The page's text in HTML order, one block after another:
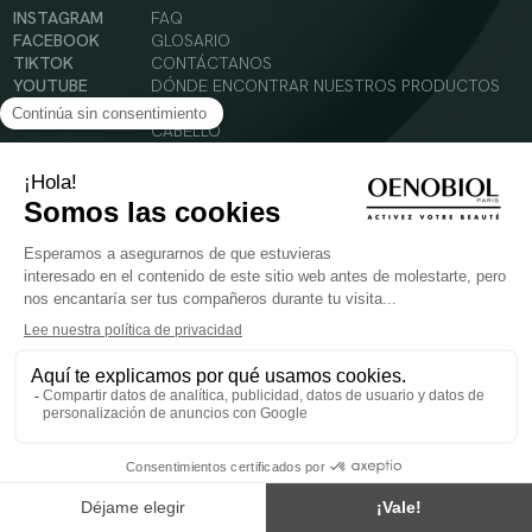
INSTAGRAM
FACEBOOK
TIKTOK
YOUTUBE
FAQ
GLOSARIO
CONTÁCTANOS
DÓNDE ENCONTRAR NUESTROS PRODUCTOS
SOLAR
CABELLO
© 2024 Oenobiol Paris
Condiciones Generales de Uso
Política de Privacidad
Menciones legales
PARA VUESTRA SALUD COMER AL MENOS 5 PIEZAS DE FRUTA Y LEGUMBRES AL DIA.
sano y no ser utilizados como sustitutos de un cuadro de vida sano y equilibrado. Solo
para adultos. Consulta atentamente el etiquetado de los productos antes de su uso.